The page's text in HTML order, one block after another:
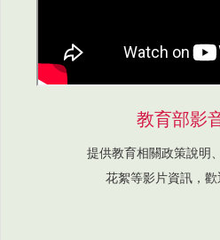
教育部影
提供教育相關政策說明
花絮等影片資訊，歡